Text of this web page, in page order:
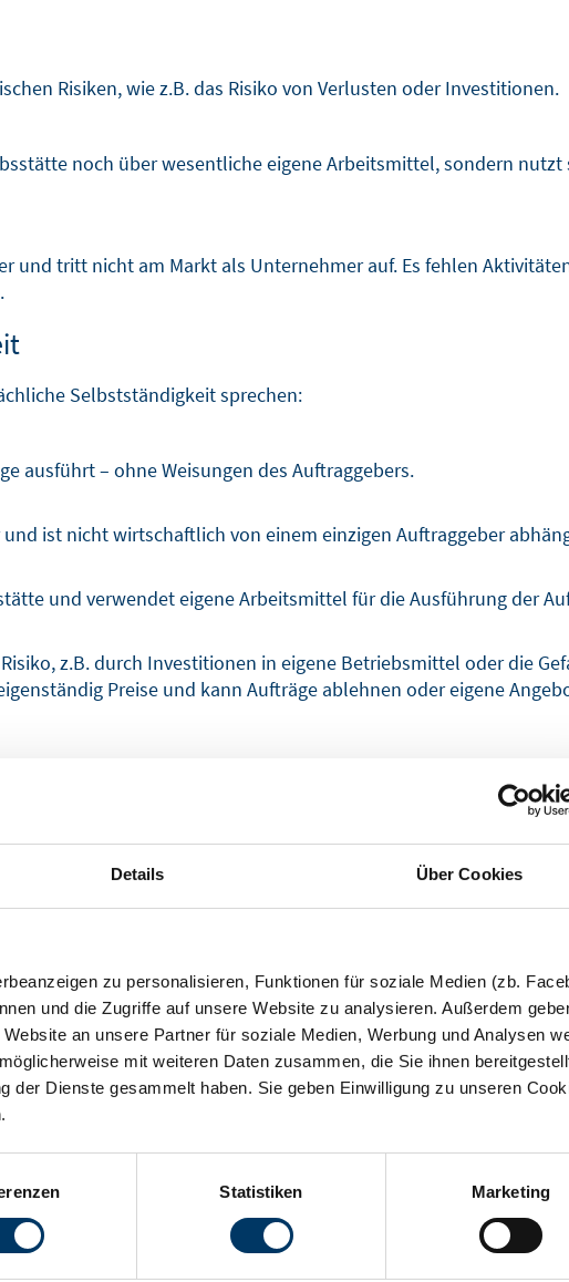
Details Über Cookies
zu personalisieren, Funktionen für soziale Medien (zb.
und die Zugriffe auf unsere Website zu analysieren. Außerdem
an unsere Partner für soziale Medien, Werbung und Analysen
mit weiteren Daten zusammen, die Sie ihnen
der Dienste gesammelt haben. Sie geben Einwilligung zu unseren
Statistiken Marketing
Risiken, wie z.B. das Risiko von Verlusten oder Investitionen.
noch über wesentliche eigene Arbeitsmittel, sondern
und tritt nicht am Markt als Unternehmer auf. Es fehlen
Selbstständigkeit sprechen:
ausführt – ohne Weisungen des Auftraggebers.
ist nicht wirtschaftlich von einem einzigen Auftraggeber
und verwendet eigene Arbeitsmittel für die Ausführung der
z.B. durch Investitionen in eigene Betriebsmittel oder die
Preise und kann Aufträge ablehnen oder eigene
ist das Statusfeststellungsverfahren, das bei der
ein Vertragsverhältnis als selbstständige Tätigkeit oder als
Auftragnehmer oder Auftraggeber bei der Deutschen
Tätigkeiten erfolgen. Anschließend prüft die
Dabei werden die Indizien für Selbstständigkeit
eine Entscheidung darüber, ob es sich um eine
handelt. Diese Entscheidung hat bindende Wirkung und
Beschäftigung vorliegt, müssen rückwirkend
für die weitere Vertragsgestaltung und hilft
abzusichern.